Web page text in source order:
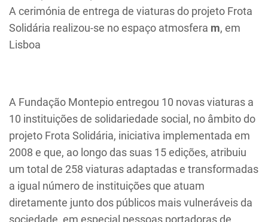
A cerimónia de entrega de viaturas do projeto Frota
Solidária realizou-se no espaço atmosfera m, em
Lisboa
A Fundação Montepio entregou 10 novas viaturas a
10 instituições de solidariedade social, no âmbito do
projeto Frota Solidária, iniciativa implementada em
2008 e que, ao longo das suas 15 edições, atribuiu
um total de 258 viaturas adaptadas e transformadas
a igual número de instituições que atuam
diretamente junto dos públicos mais vulneráveis da
sociedade, em especial pessoas portadoras de